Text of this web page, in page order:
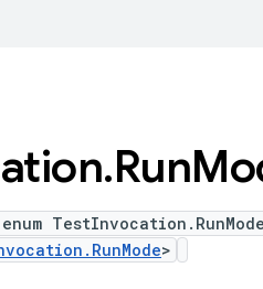
.Run
>